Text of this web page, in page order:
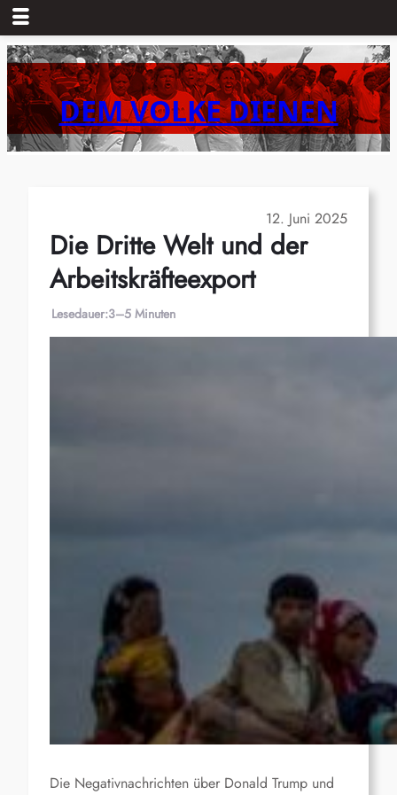
Zum
Inhalt
springenDEM VOLKE DIENEN
12. Juni 2025
Die Dritte Welt und der
Arbeitskräfteexport
Lesedauer:3–5 Minuten
Die Negativnachrichten über Donald Trump und